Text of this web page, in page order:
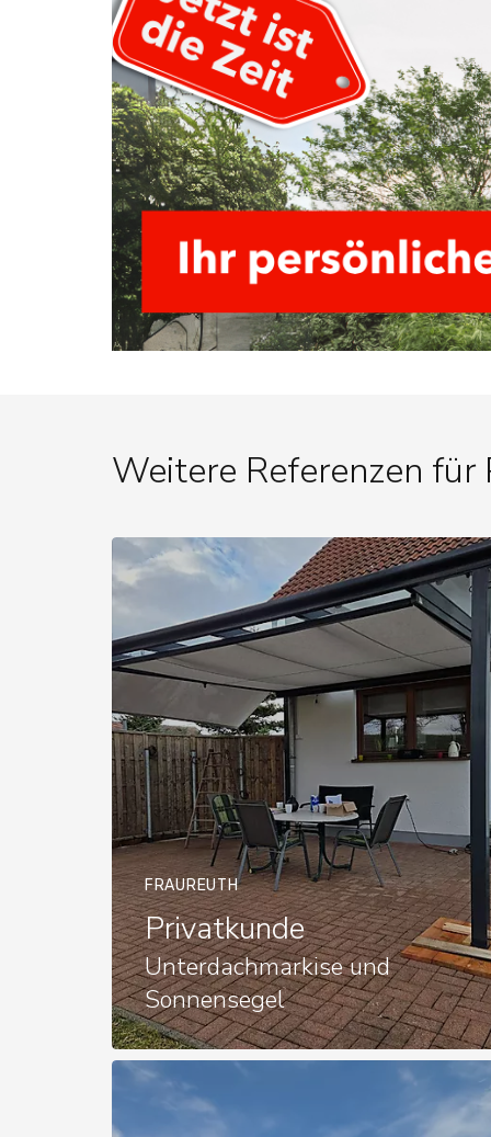
Weitere Referenzen für
FRAUREUTH
Privatkunde
Unterdachmarkise und
Sonnensegel